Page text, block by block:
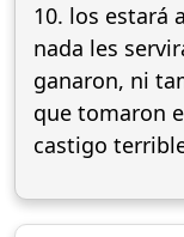
10. los estará
nada les
ganaron, ni
que tomaron
castigo